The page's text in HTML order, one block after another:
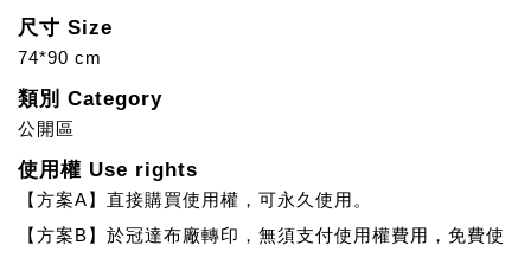
尺寸 Size
74*90 cm
類別 Category
公開區
使用權 Use rights
【方案A】直接購買使用權，可永久使用。
【方案B】於冠達布廠轉印，無須支付使用權費用，免費使